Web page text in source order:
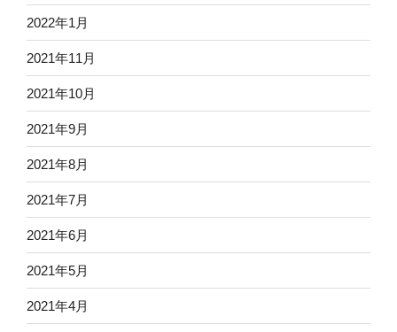
2022年1月
2021年11月
2021年10月
2021年9月
2021年8月
2021年7月
2021年6月
2021年5月
2021年4月